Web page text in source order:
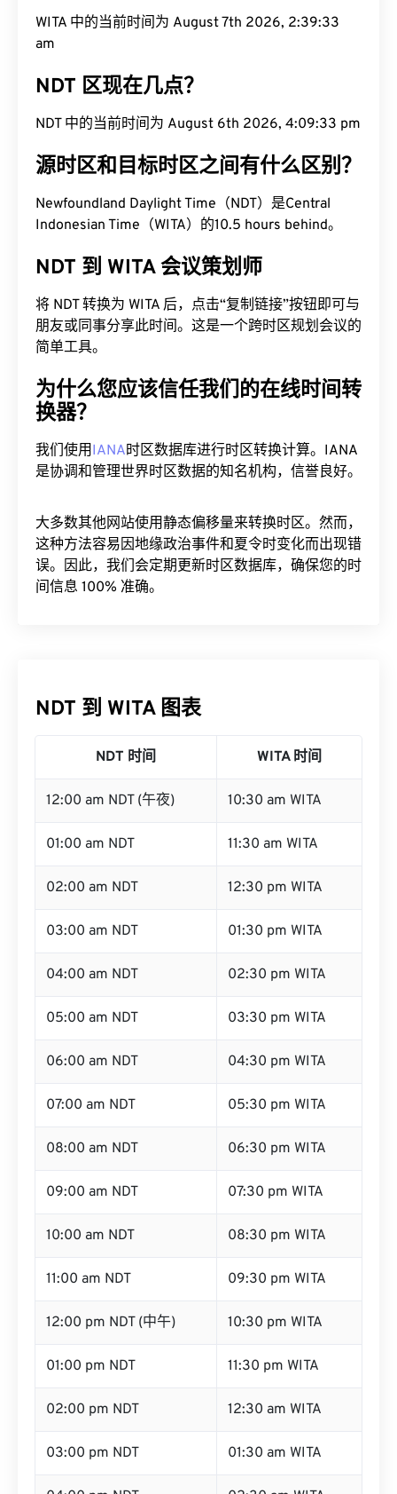
WITA 中的当前时间为 August 7th 2026, 2:39:34
am
NDT 区现在几点？
NDT 中的当前时间为 August 6th 2026, 4:09:34 pm
源时区和目标时区之间有什么区别？
Newfoundland Daylight Time（NDT）是Central
Indonesian Time（WITA）的10.5 hours behind。
NDT 到 WITA 会议策划师
将 NDT 转换为 WITA 后，点击“复制链接”按钮即可与
朋友或同事分享此时间。这是一个跨时区规划会议的
简单工具。
为什么您应该信任我们的在线时间转
换器？
我们使用IANA时区数据库进行时区转换计算。IANA
是协调和管理世界时区数据的知名机构，信誉良好。
大多数其他网站使用静态偏移量来转换时区。然而，
这种方法容易因地缘政治事件和夏令时变化而出现错
误。因此，我们会定期更新时区数据库，确保您的时
间信息 100% 准确。
NDT 到 WITA 图表
NDT 时间 WITA 时间
12:00 am NDT (午夜) 10:30 am WITA
01:00 am NDT 11:30 am WITA
02:00 am NDT 12:30 pm WITA
03:00 am NDT 01:30 pm WITA
04:00 am NDT 02:30 pm WITA
05:00 am NDT 03:30 pm WITA
06:00 am NDT 04:30 pm WITA
07:00 am NDT 05:30 pm WITA
08:00 am NDT 06:30 pm WITA
09:00 am NDT 07:30 pm WITA
10:00 am NDT 08:30 pm WITA
11:00 am NDT 09:30 pm WITA
12:00 pm NDT (中午) 10:30 pm WITA
01:00 pm NDT 11:30 pm WITA
02:00 pm NDT 12:30 am WITA
03:00 pm NDT 01:30 am WITA